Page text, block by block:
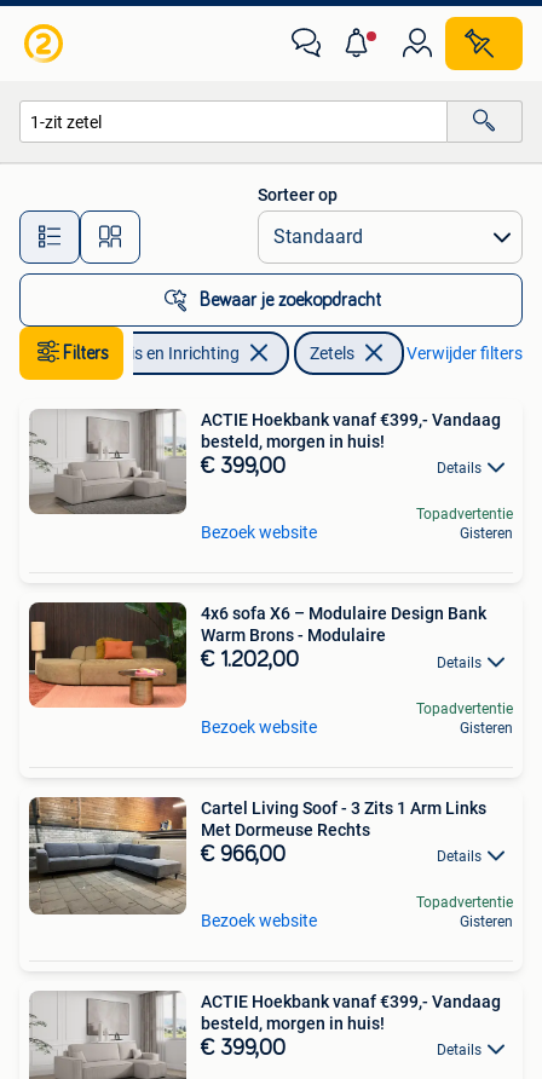
Alle afstanden…
Sorteer op
Bewaar je zoekopdracht
Filters Huis en Inrichting Zetels Verwijder filters
ACTIE Hoekbank vanaf €399,- Vandaag
besteld, morgen in huis!
€ 399,00 Details
Bezoek website
Topadvertentie
Gisteren
4x6 sofa X6 – Modulaire Design Bank
Warm Brons - Modulaire
€ 1.202,00 Details
Bezoek website
Topadvertentie
Gisteren
Cartel Living Soof - 3 Zits 1 Arm Links
Met Dormeuse Rechts
€ 966,00 Details
Bezoek website
Topadvertentie
Gisteren
ACTIE Hoekbank vanaf €399,- Vandaag
besteld, morgen in huis!
€ 399,00 Details